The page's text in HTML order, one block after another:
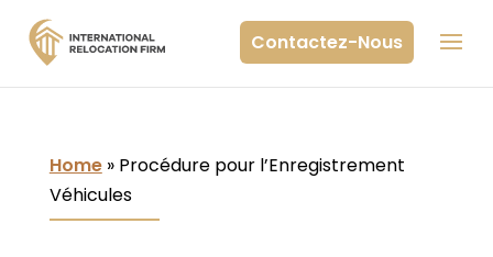
Contactez-Nous
Home» Procédure pour l’Enregistrement
Véhicules